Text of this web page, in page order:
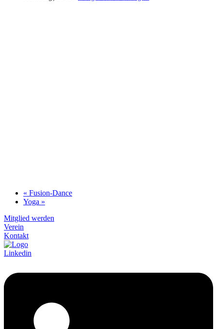
« Fusion-Dance
Yoga »
Mitglied werden
Verein
Kontakt
Linkedin